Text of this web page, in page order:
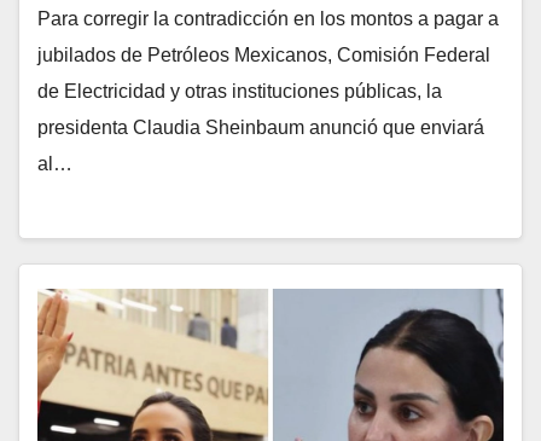
Para corregir la contradicción en los montos a pagar a
jubilados de Petróleos Mexicanos, Comisión Federal
de Electricidad y otras instituciones públicas, la
presidenta Claudia Sheinbaum anunció que enviará
al…